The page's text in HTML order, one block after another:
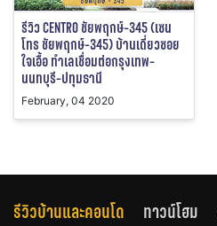
รีวิว CENTRO ชัยพฤกษ์-345 (เซน
โทร ชัยพฤกษ์-345) บ้านเดี่ยวซอย
ใจเอื้อ ทำเลเชื่อมต่อกรุงเทพ-
นนทบุรี-ปทุมธานี
February, 04 2020
รีวิวบ้านและคอนโด ทาวน์โฮม